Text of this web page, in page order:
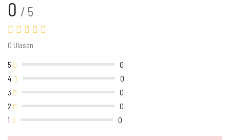
0 / 5
0 Ulasan
5
0
4
0
3
0
2
0
1
0